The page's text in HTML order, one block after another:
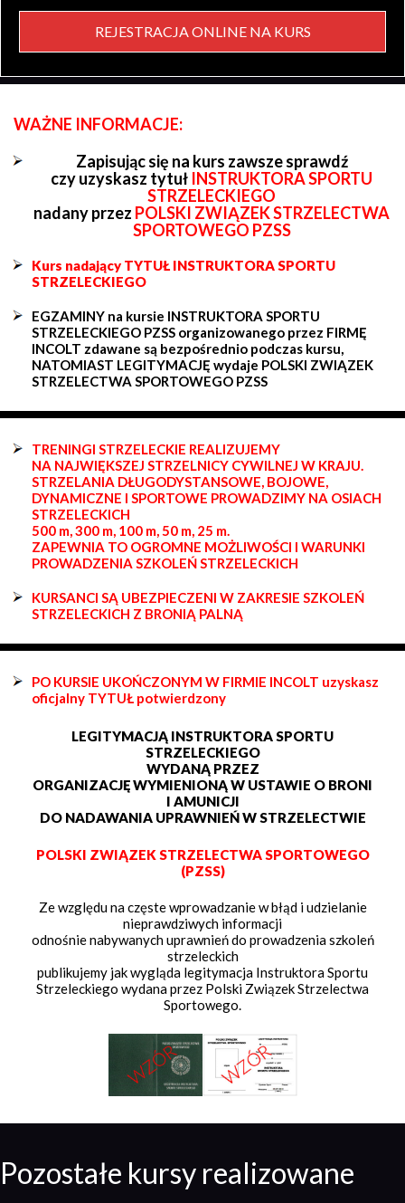
REJESTRACJA ONLINE NA KURS
WAŻNE INFORMACJE:
Zapisując się na kurs zawsze sprawdź
czy uzyskasz tytuł INSTRUKTORA SPORTU
STRZELECKIEGO
nadany przez POLSKI ZWIĄZEK STRZELECTWA
SPORTOWEGO PZSS
Kurs nadający TYTUŁ INSTRUKTORA SPORTU
STRZELECKIEGO
EGZAMINY na kursie INSTRUKTORA SPORTU
STRZELECKIEGO PZSS organizowanego przez FIRMĘ
INCOLT zdawane są bezpośrednio podczas kursu,
NATOMIAST LEGITYMACJĘ wydaje POLSKI ZWIĄZEK
STRZELECTWA SPORTOWEGO PZSS
TRENINGI STRZELECKIE REALIZUJEMY
NA NAJWIĘKSZEJ STRZELNICY CYWILNEJ W KRAJU.
STRZELANIA DŁUGODYSTANSOWE, BOJOWE,
DYNAMICZNE I SPORTOWE PROWADZIMY NA OSIACH
STRZELECKICH
500 m, 300 m, 100 m, 50 m, 25 m.
ZAPEWNIA TO OGROMNE MOŻLIWOŚCI I WARUNKI
PROWADZENIA SZKOLEŃ STRZELECKICH
KURSANCI SĄ UBEZPIECZENI W ZAKRESIE SZKOLEŃ
STRZELECKICH Z BRONIĄ PALNĄ
PO KURSIE UKOŃCZONYM W FIRMIE INCOLT uzyskasz
oficjalny TYTUŁ potwierdzony
LEGITYMACJĄ INSTRUKTORA SPORTU
STRZELECKIEGO
WYDANĄ PRZEZ
ORGANIZACJĘ WYMIENIONĄ W USTAWIE O BRONI
I AMUNICJI
DO NADAWANIA UPRAWNIEŃ W STRZELECTWIE
POLSKI ZWIĄZEK STRZELECTWA SPORTOWEGO
(PZSS)
Ze względu na częste wprowadzanie w błąd i udzielanie
nieprawdziwych informacji
odnośnie nabywanych uprawnień do prowadzenia szkoleń
strzeleckich
publikujemy jak wygląda legitymacja Instruktora Sportu
Strzeleckiego wydana przez Polski Związek Strzelectwa
Sportowego.
Pozostałe kursy realizowane